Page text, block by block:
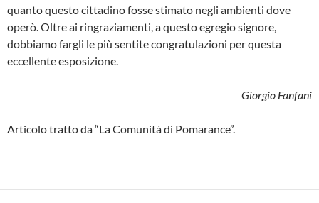
quanto questo cittadi­no fosse stimato negli ambienti dove
operò. Oltre ai ringraziamenti, a que­sto egregio signore,
dobbiamo fargli le più sentite congratulazioni per que­sta
eccellente esposizione.
Giorgio Fanfani
Articolo tratto da “La Comunità di Pomarance”.